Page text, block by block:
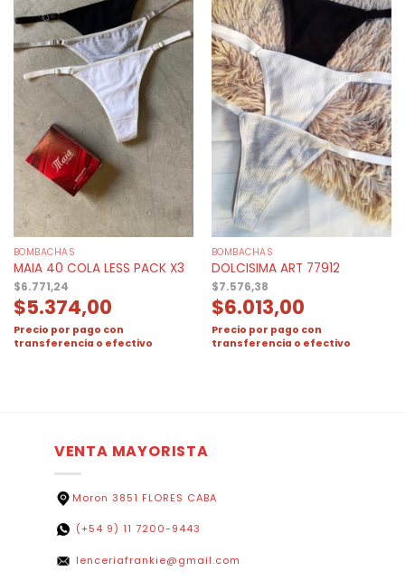
BOMBACHAS
MAIA 40 COLA LESS PACK X3
$6.771,24
$5.374,00
Precio por pago con
transferencia o efectivo
BOMBACHAS
DOLCISIMA ART 77912
$7.576,38
$6.013,00
Precio por pago con
transferencia o efectivo
VENTA MAYORISTA
Moron 3851 FLORES CABA
(+54 9) 11 7200-9443
lenceriafrankie@gmail.com